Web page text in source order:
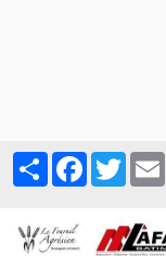
PartagerFacebook
Twitter